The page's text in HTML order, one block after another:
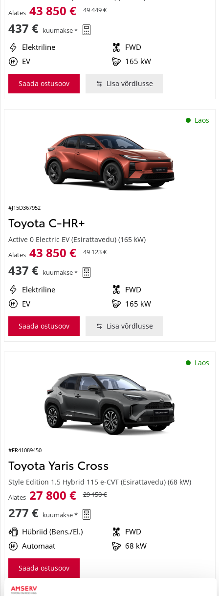
Alates 43 850 € 49 449 €
437 € kuumakse *
Elektriline
FWD
EV
165 kW
Saada ostusoov Lisa võrdlusse
Laos
#J15D367952
Toyota C-HR+
Active 0 Electric EV (Esirattavedu) (165 kW)
Alates 43 850 € 49 123 €
437 € kuumakse *
Elektriline
FWD
EV
165 kW
Saada ostusoov Lisa võrdlusse
Laos
#FR41089450
Toyota Yaris Cross
Style Edition 1.5 Hybrid 115 e-CVT (Esirattavedu) (68 kW)
Alates 27 800 € 29 150 €
277 € kuumakse *
Hübriid (Bens./El.)
FWD
Automaat
68 kW
Saada ostusoov